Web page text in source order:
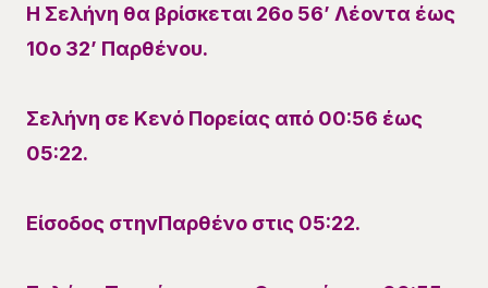
Η Σελήνη θα βρίσκεται 26ο 56’ Λέοντα έως
10ο 32’ Παρθένου.
Σελήνη σε Κενό Πορείας από 00:56 έως
05:22.
Είσοδος στηνΠαρθένο στις 05:22.